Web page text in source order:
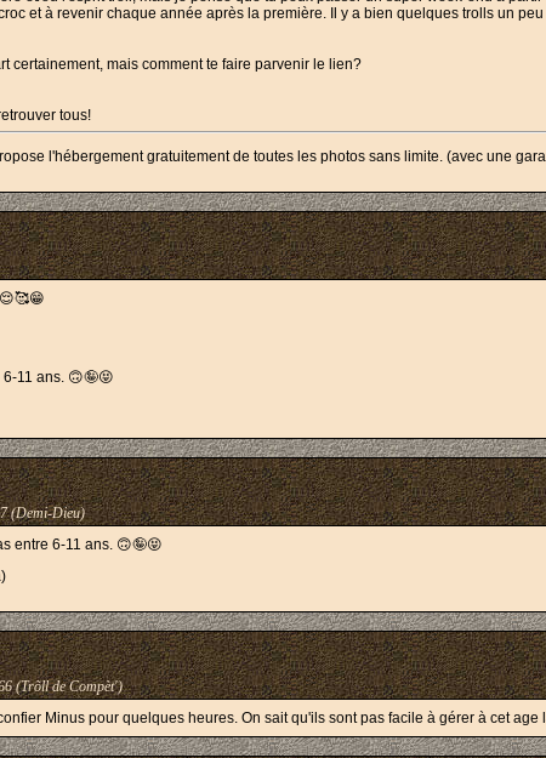
et à revenir chaque année après la première. Il y a bien quelques trolls un
certainement, mais comment te faire parvenir le lien?
tous!
l'hébergement gratuitement de toutes les photos sans limite. (avec une
11 ans. 🙃🤪😝
(Demi-Dieu)
entre 6-11 ans. 🙃🤪😝
(Trõll de Compèt')
Minus pour quelques heures. On sait qu'ils sont pas facile à gérer à cet age